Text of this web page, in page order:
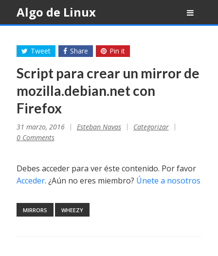
content
Algo de Linux
Tweet Share Pin it
Script para crear un mirror de
mozilla.debian.net con
Firefox
31 marzo, 2016 Esteban Navas
Categorizar
0 Comments
Debes acceder para ver éste contenido. Por favor
Acceder. ¿Aún no eres miembro? Únete a nosotros
MIRRORS WHEEZY